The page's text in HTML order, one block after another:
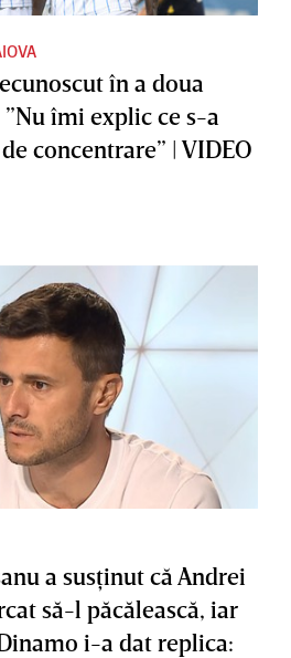
în a doua
îmi explic ce s-a
concentrare” | VIDEO
a susţinut că Andrei
să-l păcălească, iar
i-a dat replica: